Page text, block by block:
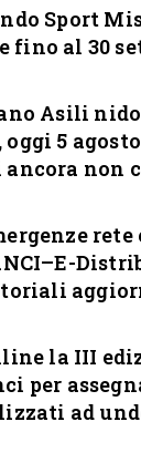
Sport
fino al 30
Asili
5
non
la III
per
ad